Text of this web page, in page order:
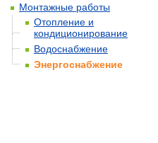
Монтажные работы
Отопление и
кондиционирование
Водоснабжение
Энергоснабжение